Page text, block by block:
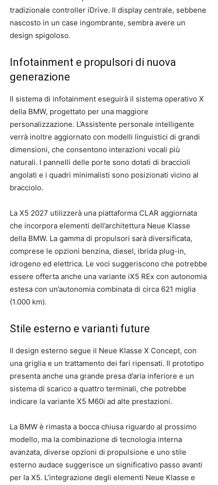
tradizionale controller iDrive. Il display centrale, sebbene
nascosto in un case ingombrante, sembra avere un
design spigoloso.
Infotainment e propulsori di nuova
generazione
Il sistema di infotainment eseguirà il sistema operativo X
della BMW, progettato per una maggiore
personalizzazione. L’Assistente personale intelligente
verrà inoltre aggiornato con modelli linguistici di grandi
dimensioni, che consentono interazioni vocali più
naturali. I pannelli delle porte sono dotati di braccioli
angolati e i quadri minimalisti sono posizionati vicino al
bracciolo.
La X5 2027 utilizzerà una piattaforma CLAR aggiornata
che incorpora elementi dell’architettura Neue Klasse
della BMW. La gamma di propulsori sarà diversificata,
comprese le opzioni benzina, diesel, ibrida plug-in,
idrogeno ed elettrica. Le voci suggeriscono che potrebbe
essere offerta anche una variante iX5 REx con autonomia
estesa con un’autonomia combinata di circa 621 miglia
(1.000 km).
Stile esterno e varianti future
Il design esterno segue il Neue Klasse X Concept, con
una griglia e un trattamento dei fari ripensati. Il prototipo
presenta anche una grande presa d’aria inferiore e un
sistema di scarico a quattro terminali, che potrebbe
indicare la variante X5 M60i ad alte prestazioni.
La BMW è rimasta a bocca chiusa riguardo al prossimo
modello, ma la combinazione di tecnologia interna
avanzata, diverse opzioni di propulsione e uno stile
esterno audace suggerisce un significativo passo avanti
per la X5. L’integrazione degli elementi Neue Klasse e